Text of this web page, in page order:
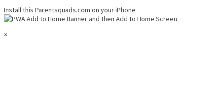
Install this Parentsquads.com on your iPhone
and then Add to Home Screen
×